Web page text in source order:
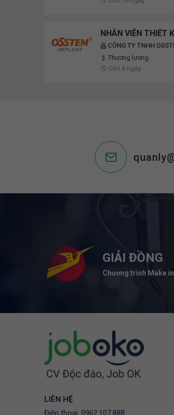
NHÂN VIÊN THIẾT
CÔNG TY TNHH
Thương lượng
Còn 6 ngày
GIẢI ĐỒNG
Chương trình Make
LIÊN HỆ
Điện thoại: 0962.107.888